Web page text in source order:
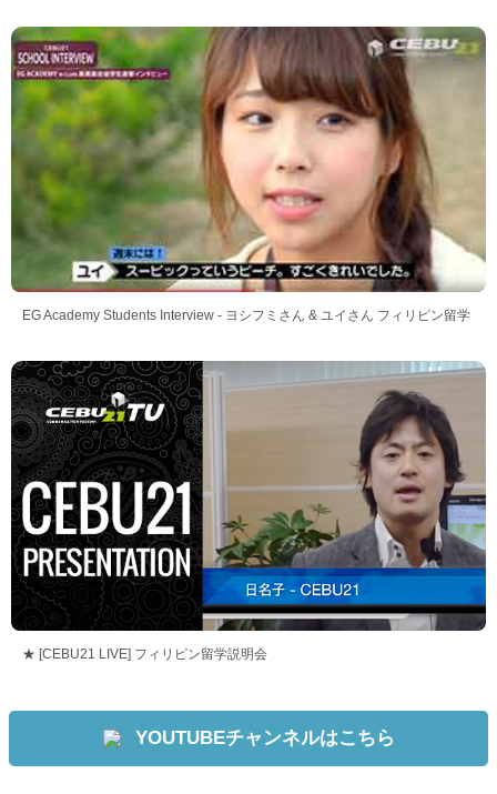
EG Academy Students Interview - ヨシフミさん & ユイさん フィリピン留学
★ [CEBU21 LIVE] フィリピン留学説明会
YOUTUBEチャンネルはこちら